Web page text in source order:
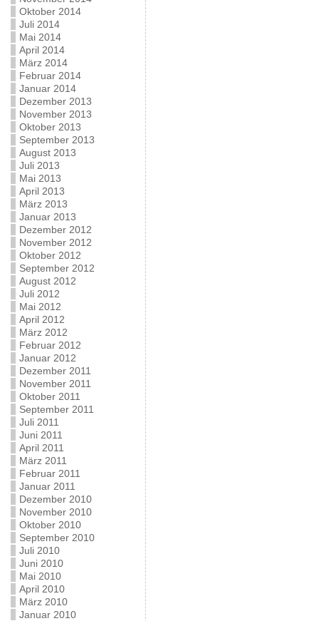
Oktober 2014
Juli 2014
Mai 2014
April 2014
März 2014
Februar 2014
Januar 2014
Dezember 2013
November 2013
Oktober 2013
September 2013
August 2013
Juli 2013
Mai 2013
April 2013
März 2013
Januar 2013
Dezember 2012
November 2012
Oktober 2012
September 2012
August 2012
Juli 2012
Mai 2012
April 2012
März 2012
Februar 2012
Januar 2012
Dezember 2011
November 2011
Oktober 2011
September 2011
Juli 2011
Juni 2011
April 2011
März 2011
Februar 2011
Januar 2011
Dezember 2010
November 2010
Oktober 2010
September 2010
Juli 2010
Juni 2010
Mai 2010
April 2010
März 2010
Januar 2010